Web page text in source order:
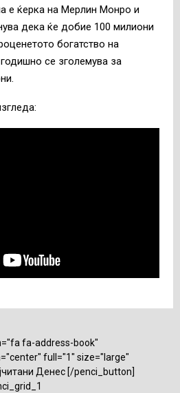
е ќерка на Мерлин Монро и
дека ќе добие 100 милиони
богатство на
се зголемува за
fa-address-book"
full="1" size="large"
Денес [/penci_button]